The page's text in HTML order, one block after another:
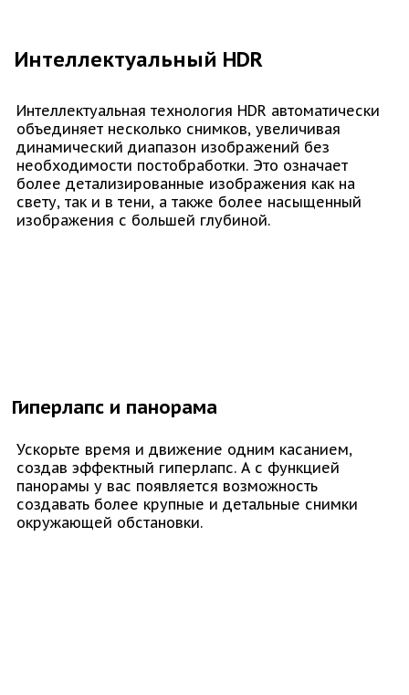
Интеллектуальный HDR
Интеллектуальная технология HDR автоматически
объединяет несколько снимков, увеличивая
динамический диапазон изображений без
необходимости постобработки. Это означает
более детализированные изображения как на
свету, так и в тени, а также более насыщенный
изображения с большей глубиной.
Гиперлапс и панорама
Ускорьте время и движение одним касанием,
создав эффектный гиперлапс. А с функцией
панорамы у вас появляется возможность
создавать более крупные и детальные снимки
окружающей обстановки.